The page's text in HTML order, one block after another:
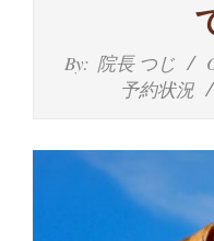
整
By: 院長 つじ
予約状況